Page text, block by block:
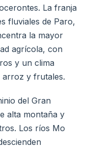
La franja
fluviales de Paro,
la mayor
agrícola, con
y un clima
arroz y frutales.
del Gran
alta montaña y
Los ríos Mo